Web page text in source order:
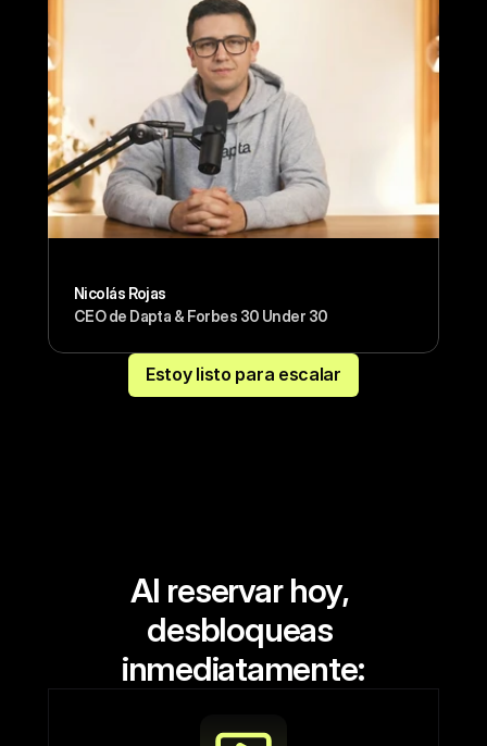
Nicolás Rojas
CEO de Dapta & Forbes 30 Under 30
Estoy listo para escalar
Al reservar hoy,
desbloqueas
inmediatamente: